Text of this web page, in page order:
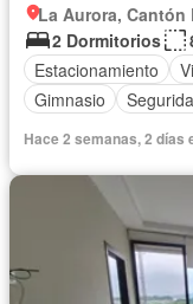
La Aurora, Cantón
2 Dormitorios
Estacionamiento
Gimnasio
Hace 2 semanas, 2 días